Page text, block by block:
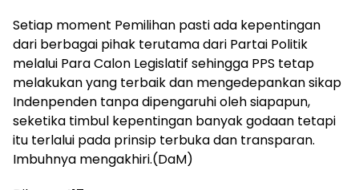
Setiap moment Pemilihan pasti ada kepentingan
dari berbagai pihak terutama dari Partai Politik
melalui Para Calon Legislatif sehingga PPS tetap
melakukan yang terbaik dan mengedepankan sikap
Indenpenden tanpa dipengaruhi oleh siapapun,
seketika timbul kepentingan banyak godaan tetapi
itu terlalui pada prinsip terbuka dan transparan.
Imbuhnya mengakhiri.(DaM)